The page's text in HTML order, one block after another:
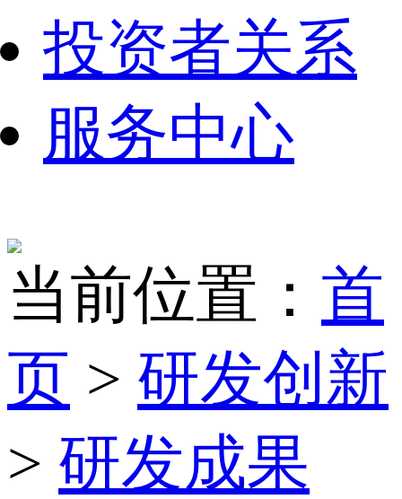
投资者关系
服务中心
当前位置： 首
页 > 研发创新
> 研发成果